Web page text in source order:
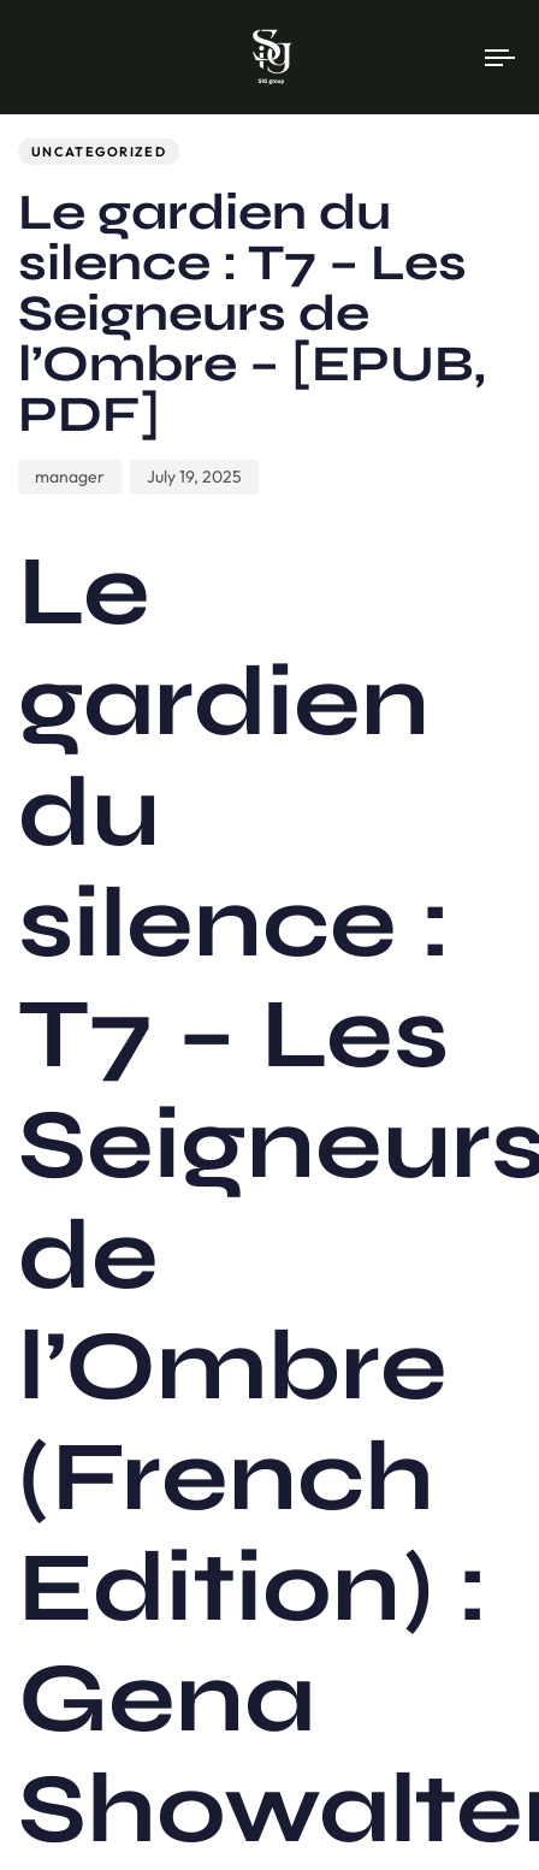
UNCATEGORIZED
Le gardien du
silence : T7 – Les
Seigneurs de
l’Ombre – [EPUB,
PDF]
manager July 19, 2025
Le
gardien
du
silence :
T7 – Les
de
l’Ombre
(French
Edition) :
Gena